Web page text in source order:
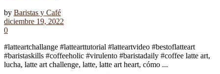
by Baristas y Café
diciembre 19, 2022
0
#latteartchallange #lattearttutorial #latteartvideo #bestoflatteart
#baristaskills #coffeeholic #virulento #baristadaily #coffee latte art,
lucha, latte art challenge, latte, latte art heart, cómo ...